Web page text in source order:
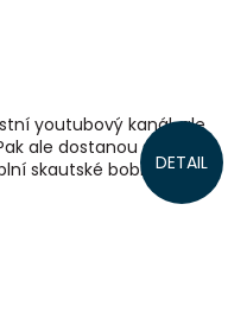
DETAIL
youtubový kanál, ale
ale dostanou skvělý
skautské bobříky! To,